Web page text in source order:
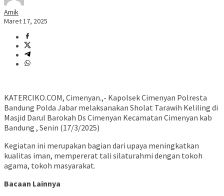
Amik
Maret 17, 2025
KATERCIKO.COM, Cimenyan.,- Kapolsek Cimenyan Polresta
Bandung Polda Jabar melaksanakan Sholat Tarawih Keliling di
Masjid Darul Barokah Ds Cimenyan Kecamatan Cimenyan kab
Bandung , Senin (17/3/2025)
Kegiatan ini merupakan bagian dari upaya meningkatkan
kualitas iman, mempererat tali silaturahmi dengan tokoh
agama, tokoh masyarakat.
Bacaan Lainnya